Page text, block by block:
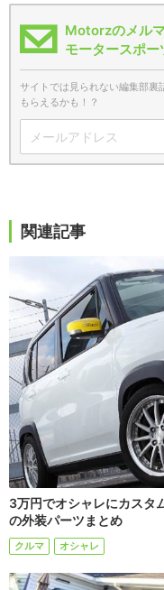
Motorzのメル
モータースポー
サイトでは見られない編集部裏
もらえるかも！？
関連記事
3万円でオシャレにカスタ
の外装パーツまとめ
クルマ オシャレ